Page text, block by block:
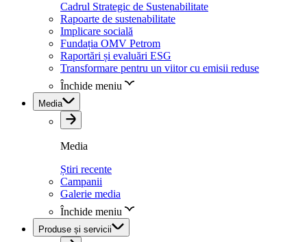
Cadrul Strategic de Sustenabilitate
Rapoarte de sustenabilitate
Implicare socială
Fundația OMV Petrom
Raportări și evaluări ESG
Transformare pentru un viitor cu emisii reduse
Închide meniu
Media
Media
Știri recente
Campanii
Galerie media
Închide meniu
Produse și servicii